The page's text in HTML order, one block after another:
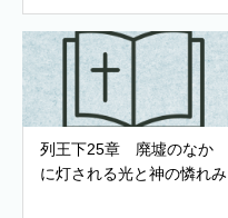
列王下25章 廃墟のなか
に灯される光と神の憐れみ